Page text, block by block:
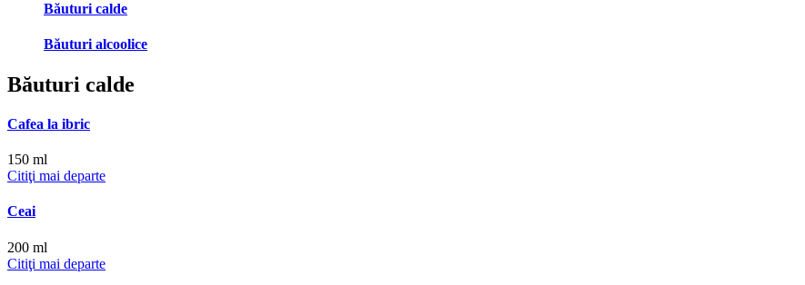
Băuturi calde
Băuturi alcoolice
Băuturi calde
Cafea la ibric
150 ml
Citiţi mai departe
Ceai
200 ml
Citiţi mai departe